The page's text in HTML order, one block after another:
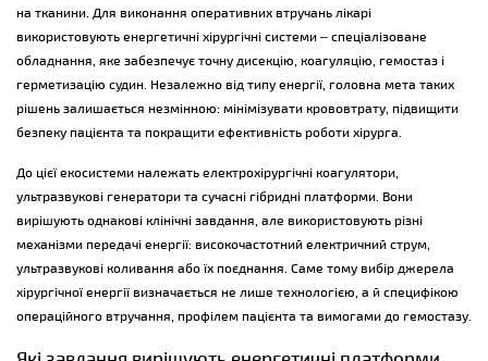
на тканини. Для виконання оперативних втручань лікарі
використовують енергетичні хірургічні системи – спеціалізоване
обладнання, яке забезпечує точну дисекцію, коагуляцію, гемостаз і
герметизацію судин. Незалежно від типу енергії, головна мета таких
рішень залишається незмінною: мінімізувати крововтрату, підвищити
безпеку пацієнта та покращити ефективність роботи хірурга.
До цієї екосистеми належать електрохірургічні коагулятори,
ультразвукові генератори та сучасні гібридні платформи. Вони
вирішують однакові клінічні завдання, але використовують різні
механізми передачі енергії: високочастотний електричний струм,
ультразвукові коливання або їх поєднання. Саме тому вибір джерела
хірургічної енергії визначається не лише технологією, а й специфікою
операційного втручання, профілем пацієнта та вимогами до гемостазу.